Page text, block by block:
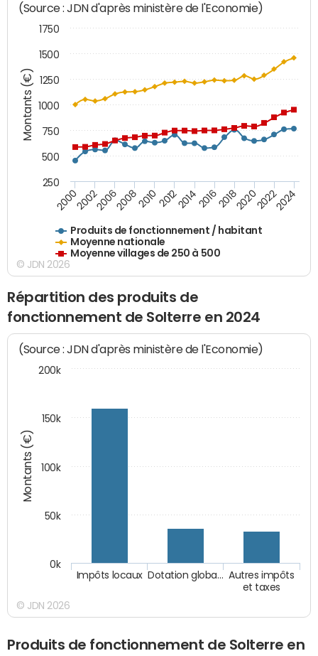
Montants (€)
(Source : JDN d'après ministère de l'Economie)
Produits de fonctionnement / habitant
Moyenne nationale
Moyenne villages de 250 à 500
200020022006200820102012201420162018202020222024
250
500
750
1000
1250
1500
1750
© JDN 2026
Répartition des produits de
fonctionnement de Solterre en 2024
Montants (€)
(Source : JDN d'après ministère de l'Economie)
Autres impôts
et taxes
Dotation globa…
Impôts locaux
0k
50k
100k
150k
200k
© JDN 2026
Produits de fonctionnement de Solterre en